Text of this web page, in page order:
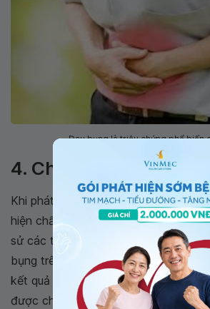
Đau bụng là triệu chứng phổ biến
4. Chẩn đoán lách to
Khi phát hiện bất thường nào lá
hiện chẩn đoán. Ban đầu bác sĩ sẽ
sử các triệu chứng người bệnh gặp
bụng trên bên trái, ngay dưới lồng
kết quả về tình trạng lá lách chính
được chỉ định thực hiện một số xét